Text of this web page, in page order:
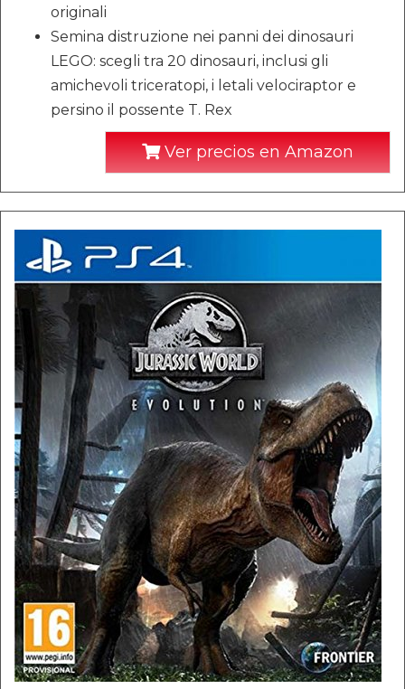
originali
Semina distruzione nei panni dei dinosauri
LEGO: scegli tra 20 dinosauri, inclusi gli
amichevoli triceratopi, i letali velociraptor e
persino il possente T. Rex
Ver precios en Amazon